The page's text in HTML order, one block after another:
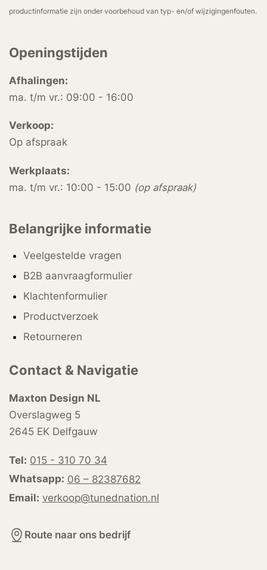
productinformatie zijn onder voorbehoud van typ- en/of wijzigingenfouten.
Openingstijden
Afhalingen:
ma. t/m vr.: 09:00 - 16:00
Verkoop:
Op afspraak
Werkplaats:
ma. t/m vr.: 10:00 - 15:00 (op afspraak)
Belangrijke informatie
Veelgestelde vragen
B2B aanvraagformulier
Klachtenformulier
Productverzoek
Retourneren
Contact & Navigatie
Maxton Design NL
Overslagweg 5
2645 EK Delfgauw
Tel: 015 - 310 70 34
Whatsapp: 06 – 82387682
Email: verkoop@tunednation.nl
Route naar ons bedrijf